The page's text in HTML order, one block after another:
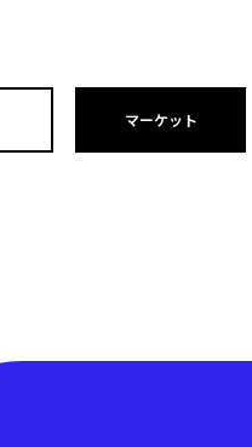
マーケット